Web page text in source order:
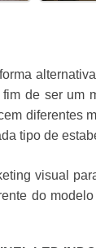
de ser um
diferentes
tipo de
visual
do